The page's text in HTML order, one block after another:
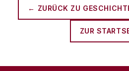
← ZURÜCK ZU
ZUR